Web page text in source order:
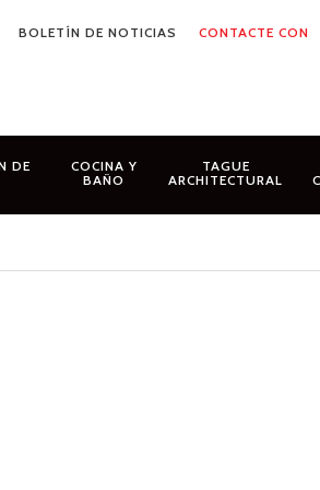
BOLETÍN DE NOTICIAS CONTACTE CON
DE
COCINA Y
BAÑO
TAGUE
ARCHITECTURAL